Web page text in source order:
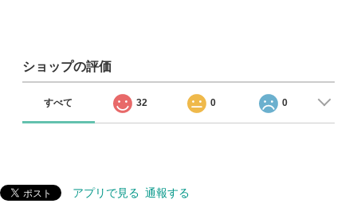
ショップの評価
すべて 32 0 0
アプリで見る 通報する